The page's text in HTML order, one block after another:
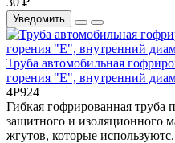
Уведомить
Труба автомобильная
горения "Е", внутренний
4P924
Гибкая гофрированная труба
защитного и изоляционного
жгутов, которые